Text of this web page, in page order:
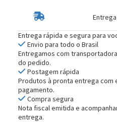
Entrega rápida e segura para
Envio para todo o Brasil
Entregamos com
do pedido.
Postagem rápida
Produtos à pronta entrega com
pagamento.
Compra segura
Nota fiscal emitida e
entrega.